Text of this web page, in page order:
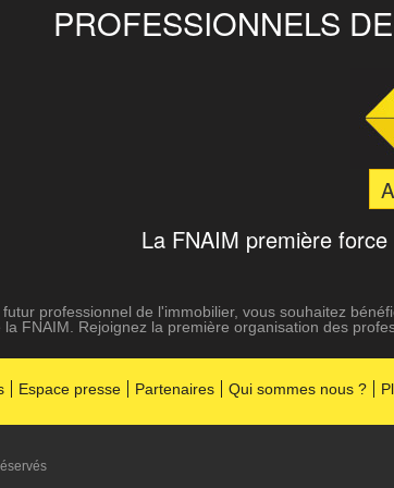
PROFESSIONNELS
La FNAIM première
professionnel de l'immobilier, vous souhaitez
FNAIM. Rejoignez la première organisation des
Espace presse Partenaires Qui sommes nous ?